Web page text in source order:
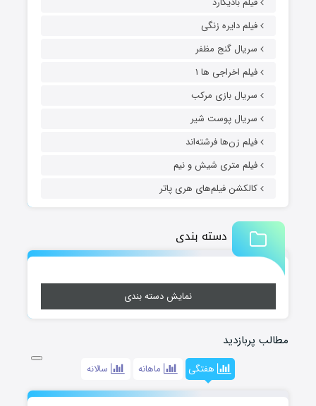
فیلم دایره زنگی
سریال گنج مظفر
فیلم اخراجی ها ۱
سریال بازی مرکب
سریال پوست شیر
فیلم زن‌ها فرشته‌اند
فیلم متری شیش و نیم
کالکشن فیلم‌های هری پاتر
دسته بندی
نمایش دسته بندی
مطالب پربازدید
هفتگی ماهانه سالانه